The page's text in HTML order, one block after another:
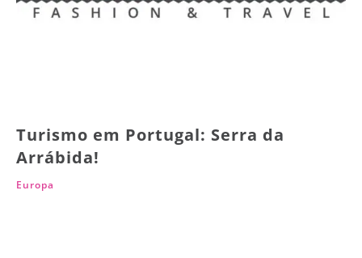
Turismo em Portugal: Serra da
Arrábida!
Europa